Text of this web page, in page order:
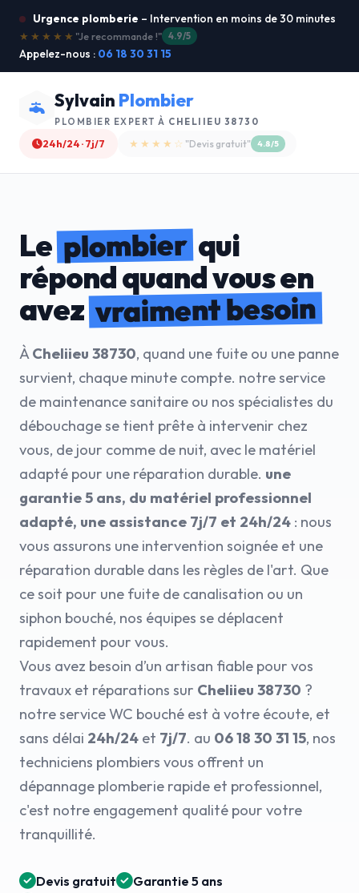
Urgence plomberie – Intervention en moins de 30 minutes
★★★★★ "Service ultra rapide !" 5.0/5
Appelez-nous : 06 18 30 31 15
Sylvain Plombier
PLOMBIER EXPERT À CHELIIEU 38730
24h/24 · 7j/7 ★★★★☆ "Devis gratuit" 4.8/5
Leplombierqui
répond quand vous en
avezvraiment besoin
ÀCheliieu 38730, quand une fuite ou une panne
survient, chaque minute compte. notre service
de maintenance sanitaire ou nos spécialistes du
débouchage se tient prête à intervenir chez
vous, de jour comme de nuit, avec le matériel
adapté pour une réparation durable. une
garantie 5 ans, du matériel professionnel
adapté, une assistance 7j/7 et 24h/24 : nous
vous assurons une intervention soignée et une
réparation durable dans les règles de l'art. Que
ce soit pour une fuite de canalisation ou un
siphon bouché, nos équipes se déplacent
rapidement pour vous.
Vous avez besoin d’un artisan fiable pour vos
travaux et réparations sur Cheliieu 38730 ?
notre service WC bouché est à votre écoute, et
sans délai 24h/24 et 7j/7. au 06 18 30 31 15, nos
techniciens plombiers vous offrent un
dépannage plomberie rapide et professionnel,
c'est notre engagement qualité pour votre
tranquillité.
Devis gratuit
Garantie 5 ans